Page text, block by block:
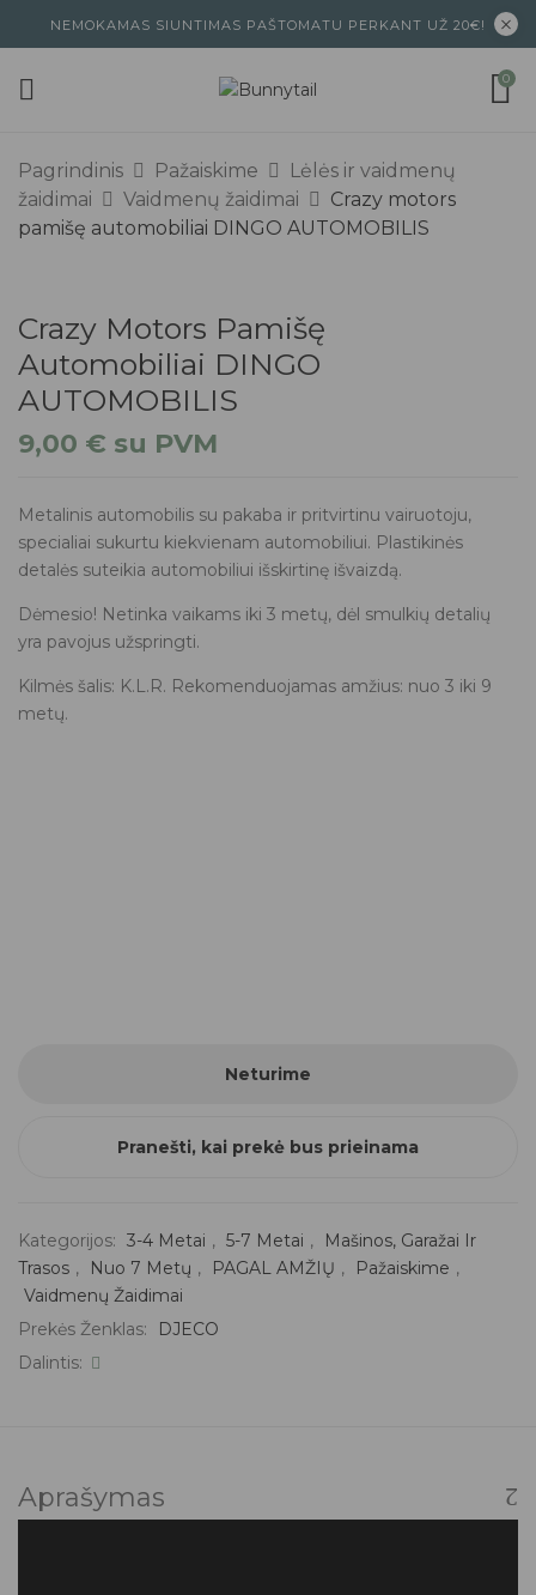
NEMOKAMAS SIUNTIMAS PAŠTOMATU PERKANT UŽ 20€!
0
Pagrindinis Pažaiskime
Lėlės ir vaidmenų
žaidimai
Vaidmenų žaidimai
Crazy motors
pamišę automobiliai DINGO AUTOMOBILIS
Crazy Motors Pamišę
Automobiliai DINGO
AUTOMOBILIS
9,00 € su PVM
Metalinis automobilis su pakaba ir pritvirtinu vairuotoju,
specialiai sukurtu kiekvienam automobiliui. Plastikinės
detalės suteikia automobiliui išskirtinę išvaizdą.
Dėmesio! Netinka vaikams iki 3 metų, dėl smulkių detalių
yra pavojus užspringti.
Kilmės šalis: K.L.R. Rekomenduojamas amžius: nuo 3 iki 9
metų.
Neturime
Pranešti, kai prekė bus prieinama
Kategorijos: 3-4 Metai , 5-7 Metai ,
Mašinos, Garažai Ir
Trasos , Nuo 7 Metų , PAGAL AMŽIŲ , Pažaiskime ,
Vaidmenų Žaidimai
Prekės Ženklas:
DJECO
Dalintis:
Aprašymas